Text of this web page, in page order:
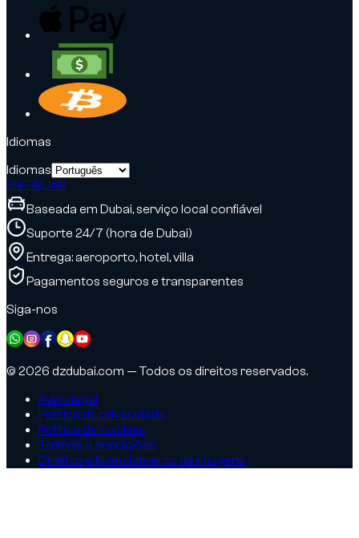
Idiomas
Idiomas
ENFRRUAR
Baseada em Dubai, serviço local confiável
Suporte 24/7 (hora de Dubai)
Entrega: aeroporto, hotel, villa
Pagamentos seguros e transparentes
Siga-nos
© 2026 dzdubai.com — Todos os direitos reservados.
Aviso legal
Política de privacidade
Política de cookies
Termos e condições
Direitos e licenciamento de imagens